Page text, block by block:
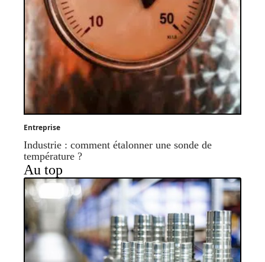
Entreprise
Industrie : comment étalonner une sonde de
température ?
Au top